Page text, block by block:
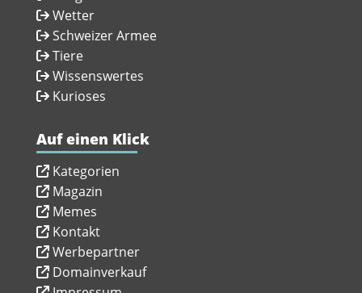
Wetter
Schweizer Armee
Tiere
Wissenswertes
Kurioses
Auf einen Klick
Kategorien
Magazin
Memes
Kontakt
Werbepartner
Domainverkauf